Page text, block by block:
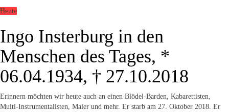
Heute
Ingo Insterburg in den
Menschen des Tages, *
06.04.1934, † 27.10.2018
Erinnern möchten wir heute auch an einen Blödel-Barden, Kabarettisten,
Multi-Instrumentalisten, Maler und mehr. Er starb am 27. Oktober 2018. Er